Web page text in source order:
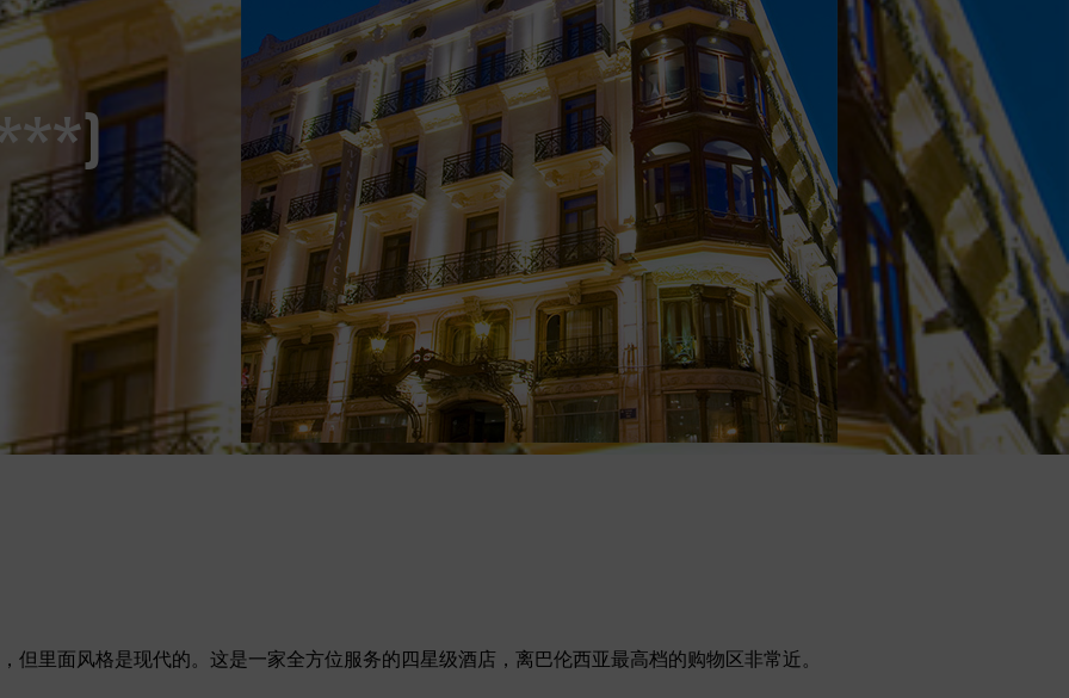
里面风格是现代的。这是一家全方位服务的四星级酒店，离巴伦西亚最高档的购物区非常近。